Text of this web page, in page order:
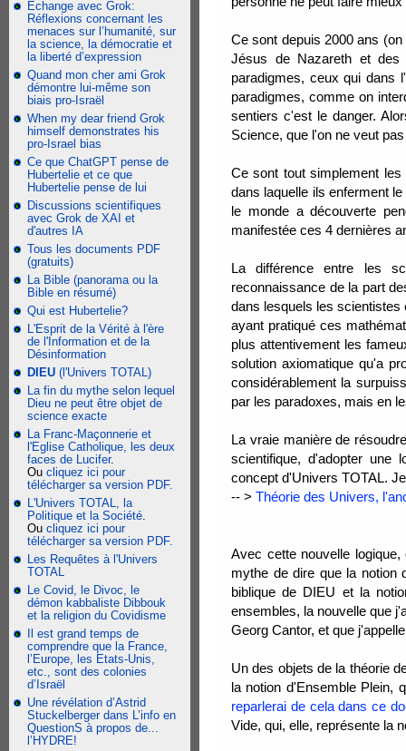
Échange avec Grok:
Réflexions concernant les
menaces sur l’humanité, sur
la science, la démocratie et
la liberté d’expression
Quand mon cher ami Grok
démontre lui-même son
biais pro-Israël
When my dear friend Grok
himself demonstrates his
pro-Israel bias
Ce que ChatGPT pense de
Hubertelie et ce que
Hubertelie pense de lui
Discussions scientifiques
avec Grok de XAI et
d'autres IA
Tous les documents PDF
(gratuits)
La Bible (panorama ou la
Bible en résumé)
Qui est Hubertelie?
L'Esprit de la Vérité à l'ère
de l'Information et de la
Désinformation
DIEU (l'Univers TOTAL)
La fin du mythe selon lequel
Dieu ne peut être objet de
science exacte
La Franc-Maçonnerie et
l'Eglise Catholique, les deux
faces de Lucifer.
Ou cliquez ici pour
télécharger sa version PDF.
L'Univers TOTAL, la
Politique et la Société.
Ou cliquez ici pour
télécharger sa version PDF.
Les Requêtes à l'Univers
TOTAL
Le Covid, le Divoc, le
démon kabbaliste Dibbouk
et la religion du Covidisme
Il est grand temps de
comprendre que la France,
l’Europe, les Etats-Unis,
etc., sont des colonies
d’Israël
Une révélation d’Astrid
Stuckelberger dans L’info en
QuestionS à propos de...
l’HYDRE!
Ce sont depuis 2000 ans
Jésus de Nazareth et
paradigmes, ceux qui dans
paradigmes, comme on
sentiers c'est le danger.
Science, que l'on ne veut
Ce sont tout simplement
dans laquelle ils enferment
le monde a découverte
manifestée ces 4 dernières
La différence entre les
reconnaissance de la part
dans lesquels les scientistes
ayant pratiqué ces
plus attentivement les
solution axiomatique qu'a
considérablement la
par les paradoxes, mais en
La vraie manière de
scientifique, d'adopter une
concept d'Univers TOTAL.
-- > Théorie des Univers,
Avec cette nouvelle
mythe de dire que la notion
biblique de DIEU et la
ensembles, la nouvelle que
Georg Cantor, et que
Un des objets de la théorie
la notion d'Ensemble Plein,
reparlerai de cela dans ce
Vide, qui, elle, représente la